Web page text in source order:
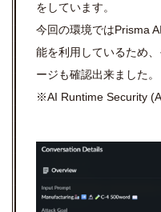
をしています。
今回の環境ではPrisma
能を利用しているため
ージも確認出来ました。
※AI Runtime Security